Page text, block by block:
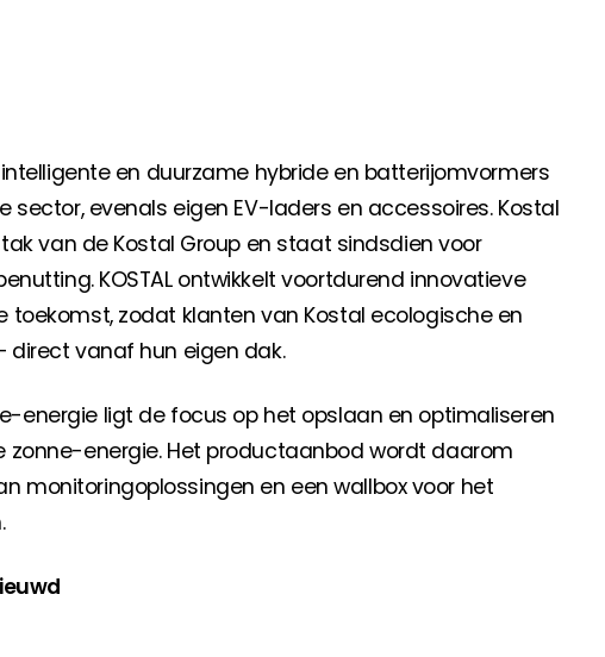
en branche-informatie, dan vindt u die hier.
intelligente en duurzame hybride en batterijomvormers
evenals eigen EV-laders en accessoires. Kostal
van de Kostal Group en staat sindsdien voor
KOSTAL ontwikkelt voortdurend innovatieve
toekomst, zodat klanten van Kostal ecologische en
direct vanaf hun eigen dak.
energie ligt de focus op het opslaan en optimaliseren
zonne-energie. Het productaanbod wordt daarom
monitoringoplossingen en een wallbox voor het